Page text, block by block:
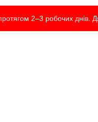
2–3 робочих днів.